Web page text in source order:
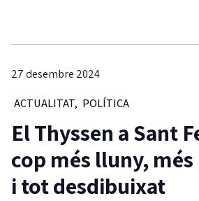
27 desembre 2024
ACTUALITAT, POLÍTICA
El Thyssen a Sant
cop més lluny,
i tot desdibuixat